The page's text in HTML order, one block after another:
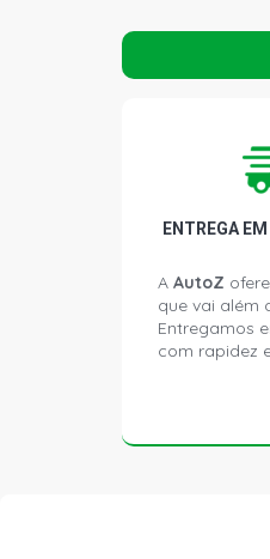
ENTREGA
A AutoZ
que vai além
Entregamos
com rapidez